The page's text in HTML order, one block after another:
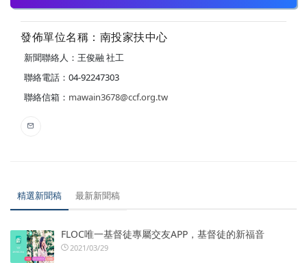
發佈單位名稱：南投家扶中心
新聞聯絡人：王俊融 社工
聯絡電話：04-92247303
聯絡信箱： mawain3678@ccf.org.tw
精選新聞稿 最新新聞稿
FLOC唯一基督徒專屬交友APP，基督徒的新福音
2021/03/29